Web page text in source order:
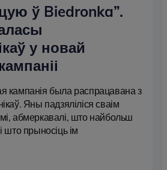
ў Biedronka”.
у новай
кампанія была распрацавана з
Яны падзяліліся сваім
абмеркавалі, што найбольш
што прыносіць ім